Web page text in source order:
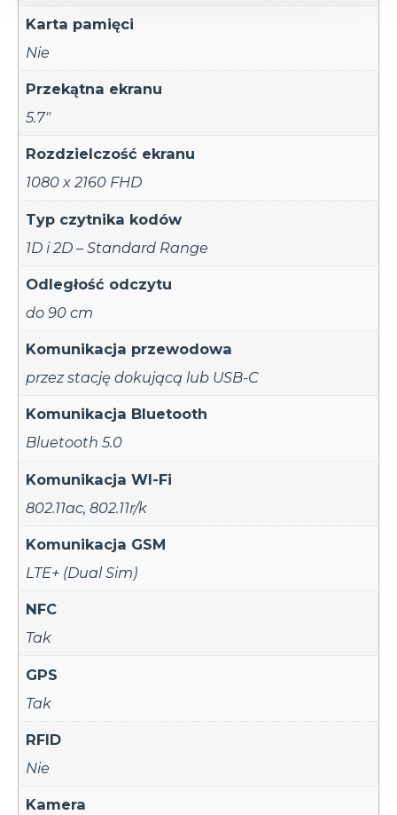
Karta pamięci
Nie
Przekątna ekranu
5.7"
Rozdzielczość ekranu
1080 x 2160 FHD
Typ czytnika kodów
1D i 2D – Standard Range
Odległość odczytu
do 90 cm
Komunikacja przewodowa
przez stację dokującą lub USB-C
Komunikacja Bluetooth
Bluetooth 5.0
Komunikacja WI-Fi
802.11ac,802.11r/k
Komunikacja GSM
LTE+ (Dual Sim)
NFC
Tak
GPS
Tak
RFID
Nie
Kamera